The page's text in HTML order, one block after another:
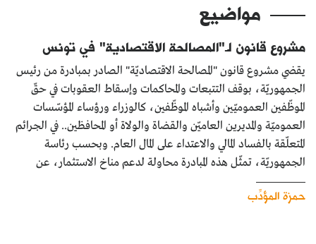
مواضيع
مشروع قانون لـ"المصالحة الاقتصادية" في تونس
يقضي مشروع قانون "المصالحة الاقتصاديّة" الصادر بمبادرة من رئيس
الجمهوريّة، بوقف التتبعات والمحاكمات وإسقاط العقوبات في حقّ
الموظّفين العموميّين وأشباه الموظّفين، كالوزراء ورؤساء المؤسّسات
العموميّة والمديرين العاميّن والقضاة والولاة أو المحافظين.. في الجرائم
المتعلّقة بالفساد المالي والاعتداء على المال العام. وبحسب رئاسة
الجمهوريّة، تمثّل هذه المبادرة محاولة لدعم مناخ الاستثمار، عن
حمزة المؤدِّب